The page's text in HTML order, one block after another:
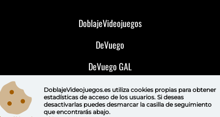
DoblajeVideojuegos
DeVuego
DeVuego GAL
DeVuego LATAM
DeVuego Portugal
DoblajeVideojuegos.es utiliza cookies propiaspara obtener
estadísticas de acceso de los usuarios. Si deseas
desactivarlas puedes desmarcar la casilla de seguimiento
que encontrarás abajo.